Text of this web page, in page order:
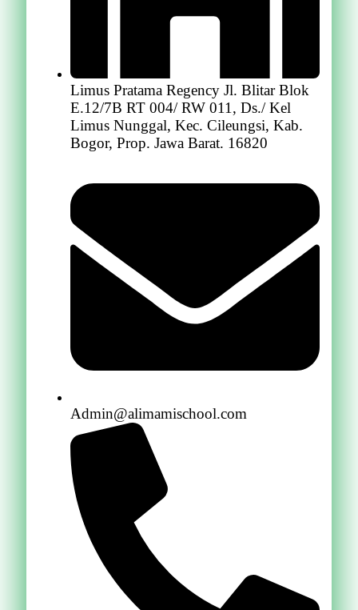
Limus Pratama Regency Jl. Blitar Blok
E.12/7B RT 004/ RW 011, Ds./ Kel
Limus Nunggal, Kec. Cileungsi, Kab.
Bogor, Prop. Jawa Barat. 16820
Admin@alimamischool.com